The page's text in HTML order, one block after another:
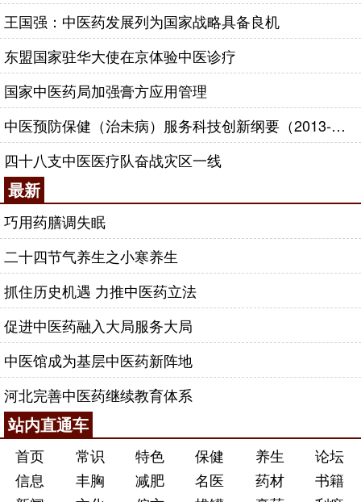
王国强：中医药发展列为国家战略具备良机
东盟国家驻华大使在京体验中医诊疗
国家中医药局加强膏方应用管理
中医预防保健（治未病）服务科技创新纲要（2013-2020年）
四十八支中医医疗队奋战灾区一线
最新
巧用药膳调失眠
二十四节气养生之小寒养生
抓住历史机遇 力推中医药立法
促进中医药融入大局服务大局
中医馆成为基层中医药新阵地
河北完善中医药继续教育体系
站内直通车
首页 常识 特色 保健 养生
论坛
信息
丰胸 减肥 名医 药材
书籍